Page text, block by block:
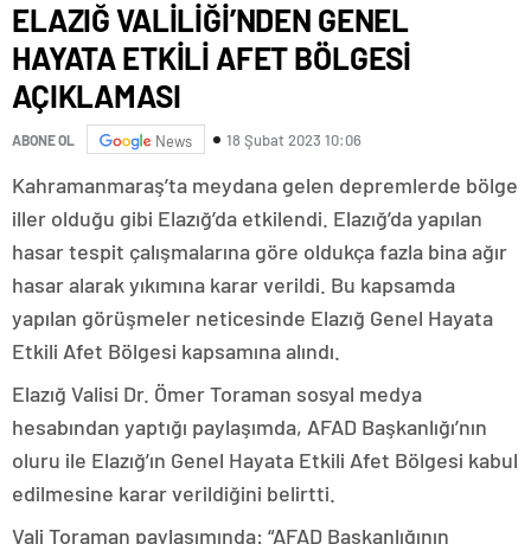
ELAZIĞ VALİLİĞİ’NDEN GENEL
HAYATA ETKİLİ AFET BÖLGESİ
AÇIKLAMASI
ABONE OL News 18 Şubat 2023 10:06
Kahramanmaraş’ta meydana gelen depremlerde bölge
iller olduğu gibi Elazığ’da etkilendi. Elazığ’da yapılan
hasar tespit çalışmalarına göre oldukça fazla bina ağır
hasar alarak yıkımına karar verildi. Bu kapsamda
yapılan görüşmeler neticesinde Elazığ Genel Hayata
Etkili Afet Bölgesi kapsamına alındı.
Elazığ Valisi Dr. Ömer Toraman sosyal medya
hesabından yaptığı paylaşımda, AFAD Başkanlığı’nın
oluru ile Elazığ’ın Genel Hayata Etkili Afet Bölgesi kabul
edilmesine karar verildiğini belirtti.
Vali Toraman paylaşımında: “AFAD Başkanlığının